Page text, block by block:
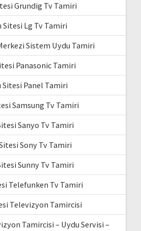
Grundig Tv Tamiri
Sitesi Lg Tv Tamiri
Sistem Uydu Tamiri
Panasonic Tamiri
Sitesi Panel Tamiri
Samsung Tv Tamiri
Sanyo Tv Tamiri
Sony Tv Tamiri
Sunny Tv Tamiri
Telefunken Tv Tamiri
Televizyon Tamircisi
Tamircisi – Uydu Servisi –